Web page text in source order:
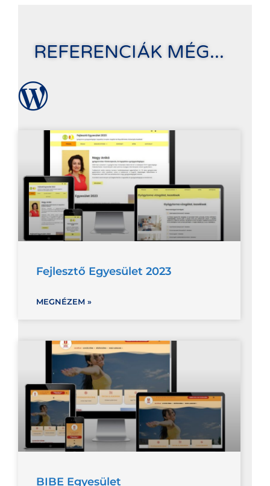
REFERENCIÁK MÉG...
Fejlesztő Egyesület 2023
MEGNÉZEM »
BIBE Egyesület